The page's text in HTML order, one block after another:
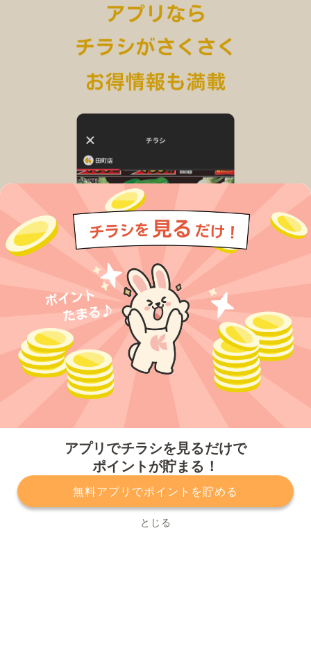
アプリでチラシを見るだけで
ポイントが貯まる！
無料アプリでポイントを貯める
とじる
プライバシーポリシー 利用規約
運営会社
サービスに関してのお問い合わせ